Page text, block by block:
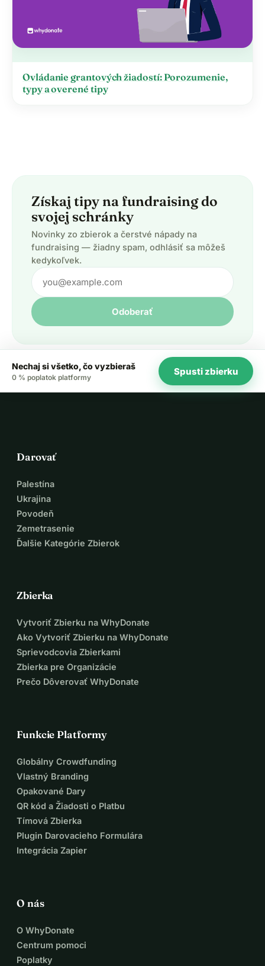
Ovládanie grantových žiadostí: Porozumenie,
typy a overené tipy
Získaj tipy na fundraising do
svojej schránky
Novinky zo zbierok a čerstvé nápady na
fundraising — žiadny spam, odhlásiť sa môžeš
kedykoľvek.
Odoberať
Nechaj si všetko, čo vyzbieraš
0 % poplatok platformy
Spusti zbierku
Darovať
Palestína
Ukrajina
Povodeň
Zemetrasenie
Ďalšie Kategórie Zbierok
Zbierka
Vytvoriť Zbierku na WhyDonate
Ako Vytvoriť Zbierku na WhyDonate
Sprievodcovia Zbierkami
Zbierka pre Organizácie
Prečo Dôverovať WhyDonate
Funkcie Platformy
Globálny Crowdfunding
Vlastný Branding
Opakované Dary
QR kód a Žiadosti o Platbu
Tímová Zbierka
Plugin Darovacieho Formulára
Integrácia Zapier
O nás
O WhyDonate
Centrum pomoci
Poplatky